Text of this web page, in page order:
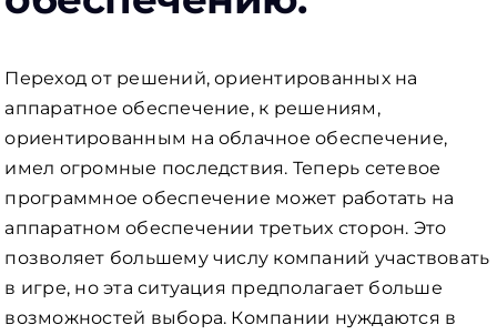
Переход от решений, ориентированных на
аппаратное обеспечение, к решениям,
ориентированным на облачное обеспечение,
имел огромные последствия. Теперь сетевое
программное обеспечение может работать на
аппаратном обеспечении третьих сторон. Это
позволяет большему числу компаний участвовать
в игре, но эта ситуация предполагает больше
возможностей выбора. Компании нуждаются в